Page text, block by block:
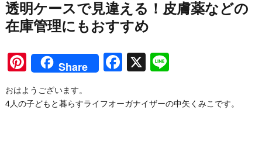
透明ケースで見違える！皮膚薬などの
在庫管理にもおすすめ
Pinterest
Share Facebook
X
おはようございます。
4人の子どもと暮らすライフオーガナイザーの中矢くみこです。